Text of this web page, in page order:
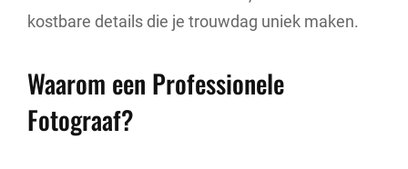
kostbare details die je trouwdag uniek maken.
Waarom een Professionele
Fotograaf?